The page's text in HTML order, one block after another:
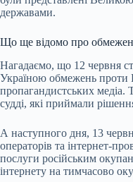
державами.
Що ще відомо про
Нагадаємо, що 12 червня
Україною обмежень проти
пропагандистських
судді, які приймали
А наступного дня, 13
операторів та інтернет-
послуги російським
інтернету на тимчасово